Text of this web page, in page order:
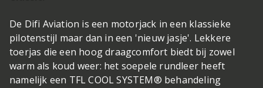
De Difi Aviation is een motorjack in een klassieke
pilotenstijl maar dan in een 'nieuw jasje'. Lekkere
toerjas die een hoog draagcomfort biedt bij zowel
warm als koud weer: het soepele rundleer heeft
namelijk een TFL COOL SYSTEM® behandeling